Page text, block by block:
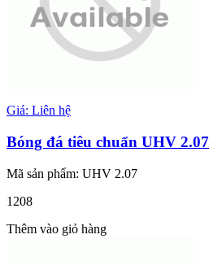
Giá: Liên hệ
Bóng đá tiêu chuẩn UHV 2.07
Mã sản phẩm: UHV 2.07
1208
Thêm vào giỏ hàng